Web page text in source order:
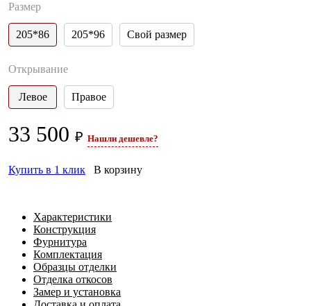
Размер
205*86 205*96 Свой размер
Открывание
Левое Правое
33 500 ₽ Нашли дешевле?
Купить в 1 клик В корзину
Характеристики
Конструкция
Фурнитура
Комплектация
Образцы отделки
Отделка откосов
Замер и установка